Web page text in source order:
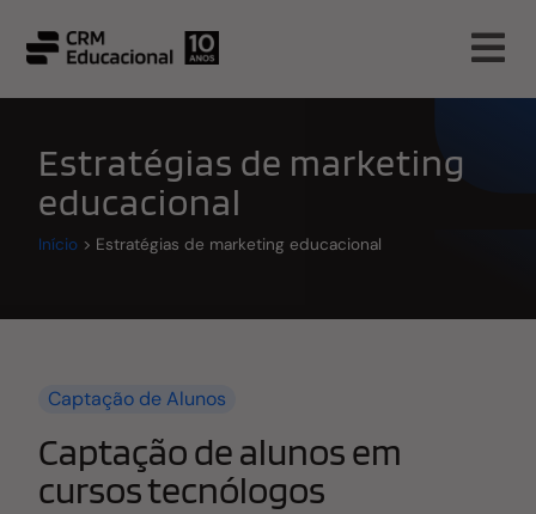
Estratégias de marketing
educacional
Início > Estratégias de marketing educacional
Captação de Alunos
Captação de alunos em
cursos tecnólogos